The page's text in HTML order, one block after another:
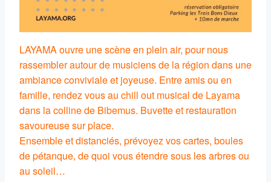
LAYAMA ouvre une scène en plein air, pour nous
rassembler autour de musiciens de la région dans une
ambiance conviviale et joyeuse. Entre amis ou en
famille, rendez vous au chill out musical de Layama
dans la colline de Bibemus. Buvette et restauration
savoureuse sur place.
Ensemble et distanciés, prévoyez vos cartes, boules
de pétanque, de quoi vous étendre sous les arbres ou
au soleil…